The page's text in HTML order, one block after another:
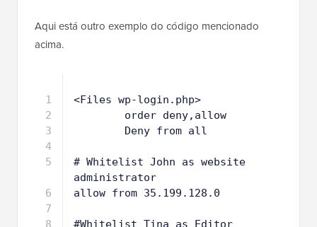
Aqui está outro exemplo do código mencionado
acima.
1
2
3
4
5
6
7
8
<Files wp-login.php>
order deny,allow
Deny from all
# Whitelist John as website
administrator
allow from 35.199.128.0
#Whitelist Tina as Editor